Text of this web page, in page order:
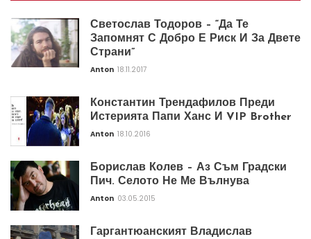
Светослав Тодоров – “Да Те
Запомнят С Добро Е Риск И За Двете
Страни”
Anton 18.11.2017
Константин Трендафилов Преди
Истерията Папи Ханс И VIP Brother
Anton 18.10.2016
Борислав Колев – Аз Съм Градски
Пич. Селото Не Ме Вълнува
Anton 03.05.2015
Гаргантюанският Владислав